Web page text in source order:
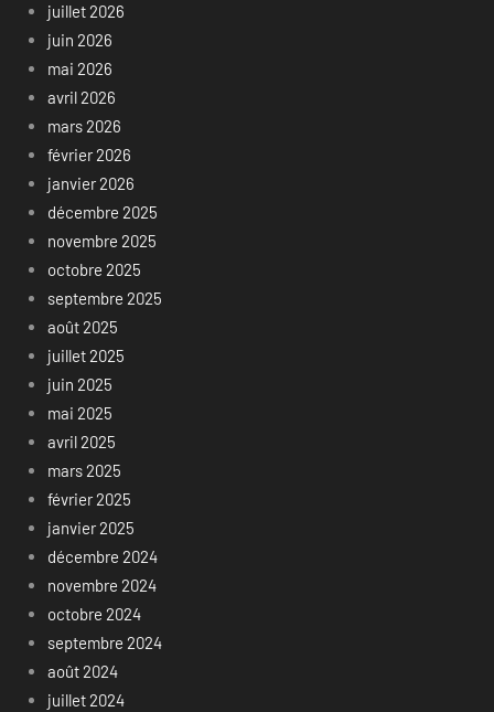
juillet 2026
juin 2026
mai 2026
avril 2026
mars 2026
février 2026
janvier 2026
décembre 2025
novembre 2025
octobre 2025
septembre 2025
août 2025
juillet 2025
juin 2025
mai 2025
avril 2025
mars 2025
février 2025
janvier 2025
décembre 2024
novembre 2024
octobre 2024
septembre 2024
août 2024
juillet 2024